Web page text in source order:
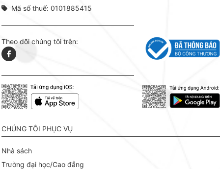
Mã số thuế: 0101885415
Theo dõi chúng tôi trên:
CHÚNG TÔI PHỤC VỤ
Nhà sách
Trường đại học/Cao đẳng